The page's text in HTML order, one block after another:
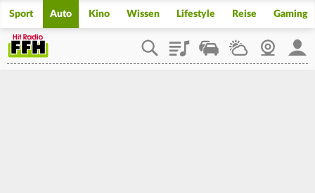
Sport Auto Kino Wissen Lifestyle Reise Gaming
PlaylistStaupilotWetterWebcam